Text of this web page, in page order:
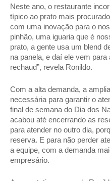
Neste ano, o restaurante
típico ao prato mais
com uma inovação para o
pinhão, uma iguaria que é
prato, a gente usa um blend
na panela, e daí ele vem
rechaud”, revela Ronildo.
Com a alta demanda, a
necessária para garantir o
final de semana do Dia dos
acabou até encerrando as
para atender no outro dia,
reserva. E para não perder
a equipe, com a demanda
empresário.